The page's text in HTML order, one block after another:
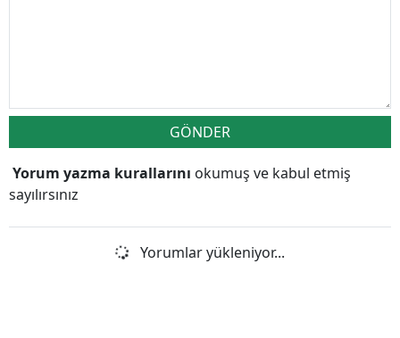
GÖNDER
Yorum yazma kurallarını okumuş ve kabul etmiş
sayılırsınız
Yorumlar yükleniyor...